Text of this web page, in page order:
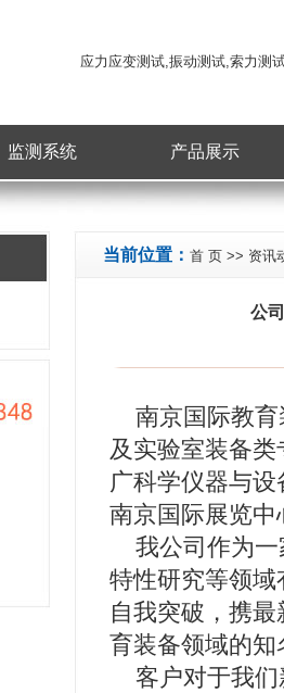
应力应变测试,振动测试,索力测
监测系统 产品展示
当前位置： 首 页 >> 资讯
公
南京国际教育
及实验室装备
广科学仪器与
南京国际展览
我公司作为一
特性研究等领
自我突破，携
育装备领域的
客户对于我们